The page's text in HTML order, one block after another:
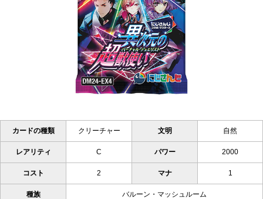
カードの種類 クリーチャー 文明 自然
レアリティ C パワー 2000
コスト 2 マナ 1
種族 バルーン・マッシュルーム